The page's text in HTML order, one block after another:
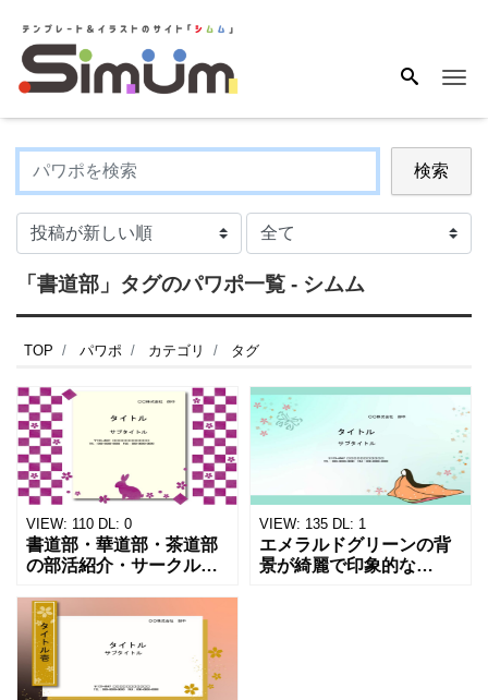
検索
「書道部」タグのパワポ一覧 - シムム
TOP パワポ カテゴリ タグ
VIEW: 110 DL: 0
書道部・華道部・茶道部
の部活紹介・サークル紹
め！市松模様とうさぎの
イラスト入り、かわいい
パワーポイントのテンプ
レートになります。 文化
祭や学
VIEW: 135 DL: 1
エメラルドグリーンの背
景が綺麗で印象的な